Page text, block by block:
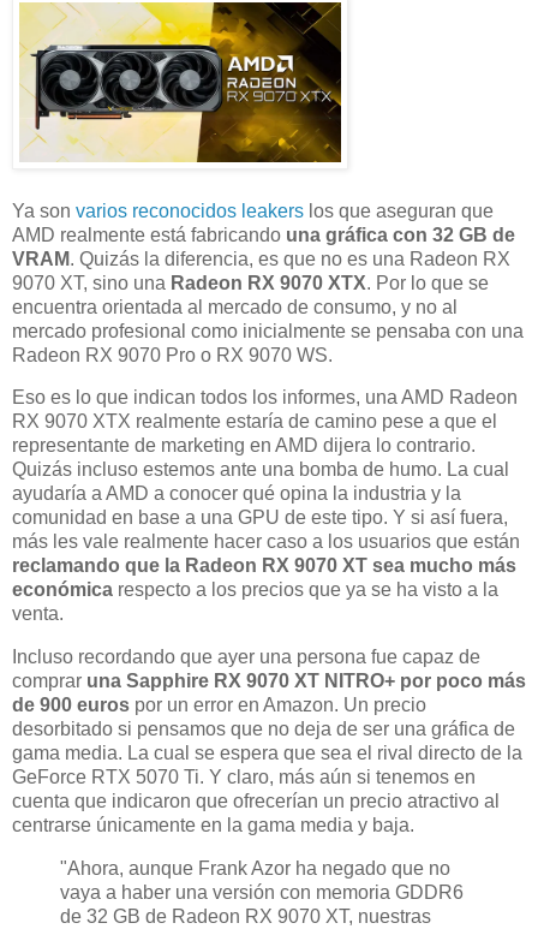
Ya son varios reconocidos leakers los que aseguran que
AMD realmente está fabricando una gráfica con 32 GB de
VRAM. Quizás la diferencia, es que no es una Radeon RX
9070 XT, sino una Radeon RX 9070 XTX. Por lo que se
encuentra orientada al mercado de consumo, y no al
mercado profesional como inicialmente se pensaba con una
Radeon RX 9070 Pro o RX 9070 WS.
Eso es lo que indican todos los informes, una AMD Radeon
RX 9070 XTX realmente estaría de camino pese a que el
representante de marketing en AMD dijera lo contrario.
Quizás incluso estemos ante una bomba de humo. La cual
ayudaría a AMD a conocer qué opina la industria y la
comunidad en base a una GPU de este tipo. Y si así fuera,
más les vale realmente hacer caso a los usuarios que están
reclamando que la Radeon RX 9070 XT sea mucho más
económica respecto a los precios que ya se ha visto a la
venta.
Incluso recordando que ayer una persona fue capaz de
comprar una Sapphire RX 9070 XT NITRO+ por poco más
de 900 euros por un error en Amazon. Un precio
desorbitado si pensamos que no deja de ser una gráfica de
gama media. La cual se espera que sea el rival directo de la
GeForce RTX 5070 Ti. Y claro, más aún si tenemos en
cuenta que indicaron que ofrecerían un precio atractivo al
centrarse únicamente en la gama media y baja.
"Ahora, aunque Frank Azor ha negado que no
vaya a haber una versión con memoria GDDR6
de 32 GB de Radeon RX 9070 XT, nuestras